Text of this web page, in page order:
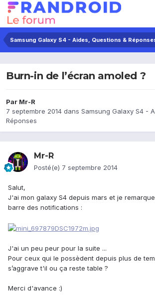
Samsung Galaxy S4 - Aides, Questions &
Burn-in de l’écran amoled ?
Par Mr-R
7 septembre 2014 dans Samsung Galaxy S4 -
Réponses
Mr-R
Posté(e) 7 septembre 2014
Salut,
J'ai mon galaxy S4 depuis mars et je
barre des notifications :
J'ai un peu peur pour la suite ...
Pour ceux qui le possèdent depuis plus de
s’aggrave t'il ou ça reste table ?
Merci d'avance :)